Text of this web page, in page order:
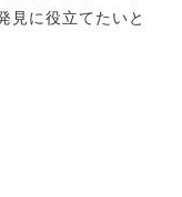
見に役立てたいと